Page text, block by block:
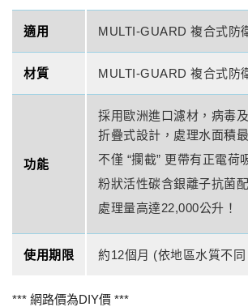
適用 MULTI-GUARD 複合式防
材質 MULTI-GUARD 複合式防
功能
採用歐洲進口濾材，病毒
折疊式設計，處理水面積最
不僅 “攔截” 更帶有正電荷
粉狀活性碳含銀離子抗菌
處理量高達22,000公升！
使用期限 約12個月 (依地區水質不同
*** 網路價為DIY價 ***